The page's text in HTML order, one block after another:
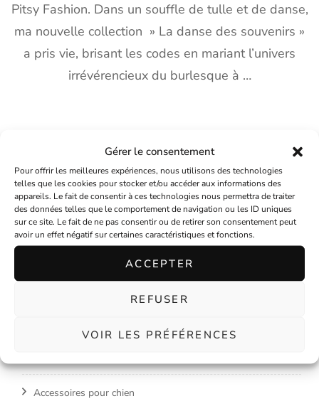
Gérer le consentement
Pour offrir les meilleures expériences, nous utilisons des technologies
telles que les cookies pour stocker et/ou accéder aux informations des
appareils. Le fait de consentir à ces technologies nous permettra de traiter
des données telles que le comportement de navigation ou les ID uniques
sur ce site. Le fait de ne pas consentir ou de retirer son consentement peut
avoir un effet négatif sur certaines caractéristiques et fonctions.
ACCEPTER
REFUSER
VOIR LES PRÉFÉRENCES
burlesque
sur
retour
Pitsy Fashion. Dans un souffle de tulle et de danse,
ma nouvelle collection » La danse des souvenirs »
a pris vie, brisant les codes en mariant l’univers
irrévérencieux du burlesque à …
Accueil
Accessoires femmes
Accessoires pour chien